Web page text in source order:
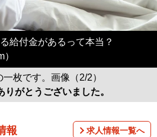
給付金があるって本当？
枚です。画像（2/2）
りがとうございました。
報 求人情報一覧へ